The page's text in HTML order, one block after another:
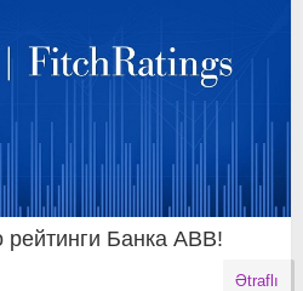
Банка ABB!
Ətraflı